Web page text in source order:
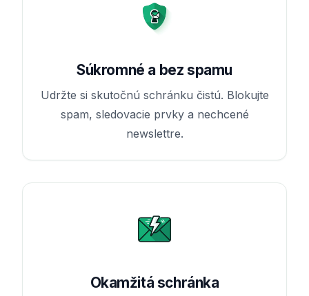
Súkromné a bez spamu
Udržte si skutočnú schránku čistú. Blokujte
spam, sledovacie prvky a nechcené
newslettre.
Okamžitá schránka